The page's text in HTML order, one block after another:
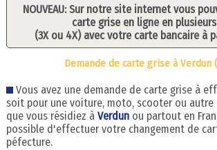
NOUVEAU: Sur notre site internet vous
carte grise en ligne en
(3X ou 4X) avec votre carte bancaire à
Demande de carte grise à Verdun
Vous avez une demande de carte grise à
soit pour une voiture, moto, scooter ou
que vous résidiez à Verdun ou partout en
possible d'effectuer votre changement de
péfecture.